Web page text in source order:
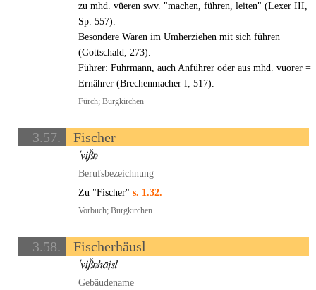
zu mhd. vüeren swv. "machen, führen, leiten" (Lexer III,
Sp. 557).
Besondere Waren im Umherziehen mit sich führen
(Gottschald, 273).
Führer: Fuhrmann, auch Anführer oder aus mhd. vuorer =
Ernährer (Brechenmacher I, 517).
Fürch; Burgkirchen
3.57. Fischer
Berufsbezeichnung
Zu "Fischer"s. 1.32.
Vorbuch; Burgkirchen
3.58. Fischerhäusl
Gebäudename